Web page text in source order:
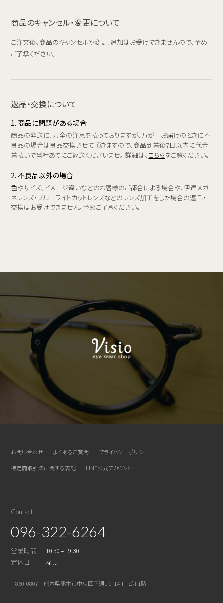
商品のキャンセル・変更について
ご注文後、商品のキャンセルや変更、追加はお受けできませんので、予め
ご了承ください。
返品・交換について
1. 商品に問題がある場合
商品の発送に、万全の注意を払っておりますが、万が一お届けのときに不
良品の場合は良品交換させて頂きますので、商品到着後7日以内に代金
着払いで当社あてにご返送くださいませ。 詳細は、 こちらをご覧ください。
2. 不良品以外の場合
色やサイズ、イメージ違いなどのお客様のご都合による場合や、伊達メガ
ネレンズ・ブルーライトカットレンズなどのレンズ加工をした場合の返品・
交換はお受けできません。予めご了承ください。
お問い合わせ よくあるご質問
プライバシーポリシー
特定商取引法に関する表記
LINE公式アカウント
Contact
096-322-6264
営業時間 10:30 – 19:30
定休日 なし
〒860-0807 熊本県熊本市中央区下通1-5-14 TTビル1階